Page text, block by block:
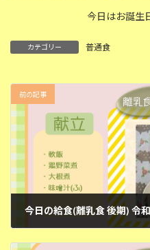
今日はお誕生
カテゴリー 普通食
前の記事
今日の給食(離乳食 後期) 令